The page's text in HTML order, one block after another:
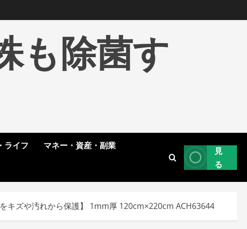
も除菌す
ライフ マネー・資産・副業
見
る
キズや汚れから保護】 1mm厚 120cm×220cm ACH63644